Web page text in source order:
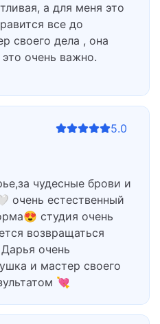
а для меня это
все до
своего дела , она
очень важно.
5.0
чудесные брови и
очень естественный
студия очень
возвращаться
очень
и мастер своего
💘